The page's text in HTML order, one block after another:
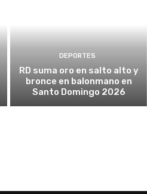
DEPORTES
RD suma oro en salto alto y
bronce en balonmano en
Santo Domingo 2026